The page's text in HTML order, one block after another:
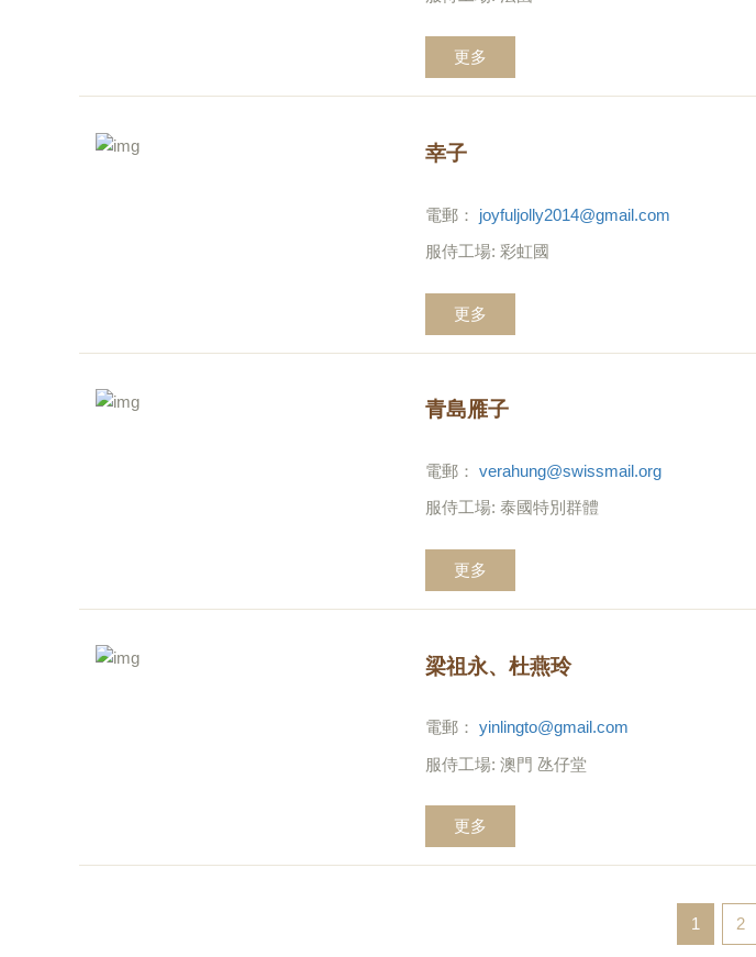
更多
幸子
電郵： joyfuljolly2014@gmail.com
服侍工場: 彩虹國
更多
青島雁子
電郵： verahung@swissmail.org
服侍工場: 泰國特別群體
更多
梁祖永、杜燕玲
電郵： yinlingto@gmail.com
服侍工場: 澳門 氹仔堂
更多
1 2